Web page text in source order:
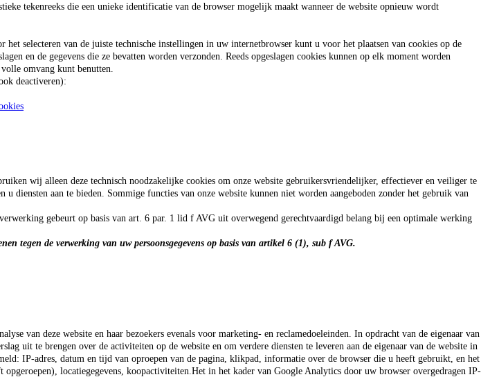
tekenreeks die een unieke identificatie van de browser mogelijk maakt wanneer de website opnieuw wordt
selecteren van de juiste technische instellingen in uw internetbrowser kunt u voor het plaatsen van cookies op de
en de gegevens die ze bevatten worden verzonden. Reeds opgeslagen cookies kunnen op elk moment worden
omvang kunt benutten.
deactiveren):
wij alleen deze technisch noodzakelijke cookies om onze website gebruikersvriendelijker, effectiever en veiliger te
diensten aan te bieden. Sommige functies van onze website kunnen niet worden aangeboden zonder het gebruik van
gebeurt op basis van art. 6 par. 1 lid f AVG uit overwegend gerechtvaardigd belang bij een optimale werking
tegen de verwerking van uw persoonsgegevens op basis van artikel 6 (1), sub f AVG.
van deze website en haar bezoekers evenals voor marketing- en reclamedoeleinden. In opdracht van de eigenaar van
uit te brengen over de activiteiten op de website en om verdere diensten te leveren aan de eigenaar van de website in
IP-adres, datum en tijd van oproepen van de pagina, klikpad, informatie over de browser die u heeft gebruikt, en het
locatiegegevens, koopactiviteiten.Het in het kader van Google Analytics door uw browser overgedragen IP-